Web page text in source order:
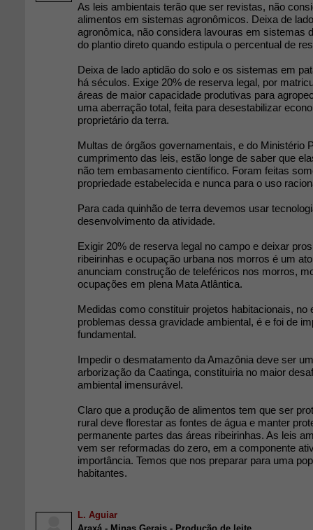
As leis ambientais terão que ser revistas, não
alimentos em sistemas agronômicos. Deixa de
agronômica, não considera lavouras em sistemas
do plantio direto quando estipula o percentual de
Deixa de lado aptidão do solo e os sistemas em
há séculos. Exige 20% de reserva legal, por
áreas de maior capacidade produtivas para
uma aberração total, feita para desestabilizar
proprietário da terra.
Multas de órgãos governamentais, e do Ministério
cumprimento das leis, estão longe de saber que
não tem embasamento científico. Foram feitas
propriedade estabelecida e nunca para o uso
Para cada quinhão de terra devemos usar
desenvolvimento da atividade.
Exigir 20% de reserva legal no campo e deixar
ribeirinhas e ocupação urbana nos morros é um
anunciam construção de teleféricos nos morros,
ocupações em plena Mata Atlântica.
Medidas como constituir projetos habitacionais, no
problemas dessa gravidade ambiental, é e foi de
fundamental.
Impedir o desmatamento da Amazônia deve ser
arborização da Caatinga, constituiria no maior
ambiental imensurável.
Claro que a produção de alimentos tem que ser
rural deve florestar as fontes de água e manter
permanente partes das áreas ribeirinhas. As leis
vem ser reformadas do zero, em a componente
importância. Temos que nos preparar para uma
habitantes.
L. Aguiar